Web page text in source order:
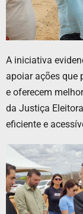
A iniciativa
apoiar ações que
e oferecem
da Justiça
eficiente e